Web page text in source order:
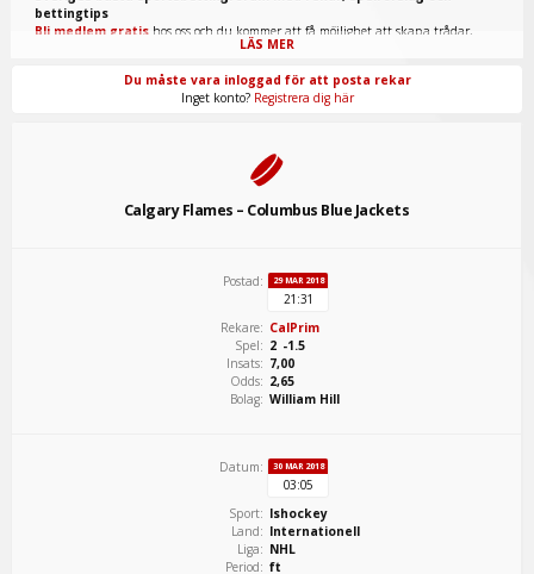
bettingtips
Bli medlem gratis hos oss och du kommer att få möjlighet att skapa trådar,
skriva inlägg, ta del av spel från "procappers" och mycket annat.
LÄS MER
Du måste vara inloggad för att posta rekar
Inget konto? Registrera dig här
Calgary Flames – Columbus Blue Jackets
Postad: 29 MAR 2018
21:31
Rekare: CalPrim
Spel: 2 -1.5
Insats: 7,00
Odds: 2,65
Bolag: William Hill
Datum: 30 MAR 2018
03:05
Sport: Ishockey
Land: Internationell
Liga: NHL
Period: ft